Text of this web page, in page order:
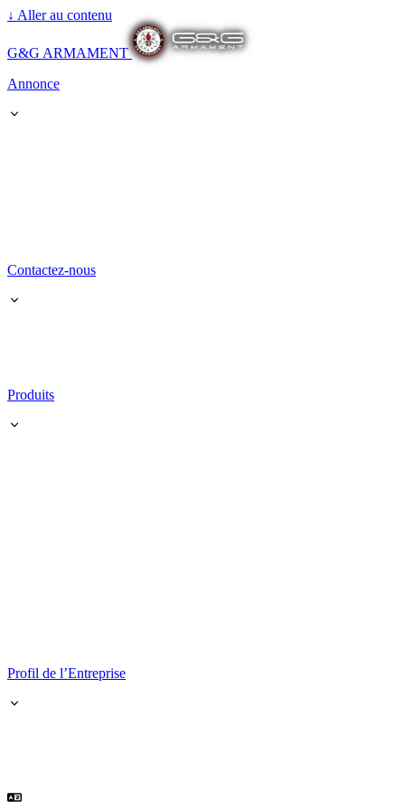
↓ Aller au contenu
G&G ARMAMENT
Annonce
Contactez-nous
Produits
Profil de l’Entreprise